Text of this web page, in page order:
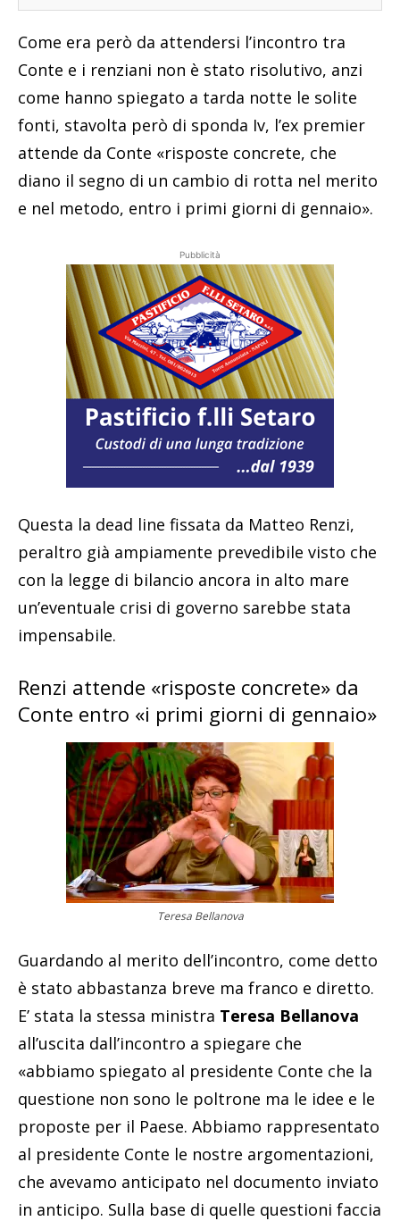
Come era però da attendersi l’incontro tra
Conte e i renziani non è stato risolutivo, anzi
come hanno spiegato a tarda notte le solite
fonti, stavolta però di sponda Iv, l’ex premier
attende da Conte «risposte concrete, che
diano il segno di un cambio di rotta nel merito
e nel metodo, entro i primi giorni di gennaio».
Pubblicità
Questa la dead line fissata da Matteo Renzi,
peraltro già ampiamente prevedibile visto che
con la legge di bilancio ancora in alto mare
un’eventuale crisi di governo sarebbe stata
impensabile.
Renzi attende «risposte concrete» da
Conte entro «i primi giorni di gennaio»
Teresa Bellanova
Guardando al merito dell’incontro, come detto
è stato abbastanza breve ma franco e diretto.
E’ stata la stessa ministra Teresa Bellanova
all’uscita dall’incontro a spiegare che
«abbiamo spiegato al presidente Conte che la
questione non sono le poltrone ma le idee e le
proposte per il Paese. Abbiamo rappresentato
al presidente Conte le nostre argomentazioni,
che avevamo anticipato nel documento inviato
in anticipo. Sulla base di quelle questioni faccia